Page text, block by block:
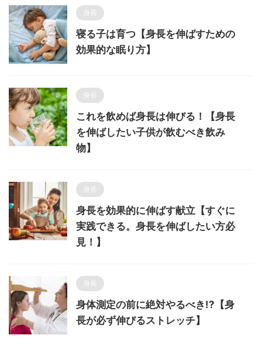
身長
寝る子は育つ【身長を伸ばすための
効果的な眠り方】
身長
これを飲めば身長は伸びる！【身長
を伸ばしたい子供が飲むべき飲み
物】
身長
身長を効果的に伸ばす献立【すぐに
実践できる。身長を伸ばしたい方必
見！】
身長
身体測定の前に絶対やるべき!?【身
長が必ず伸びるストレッチ】